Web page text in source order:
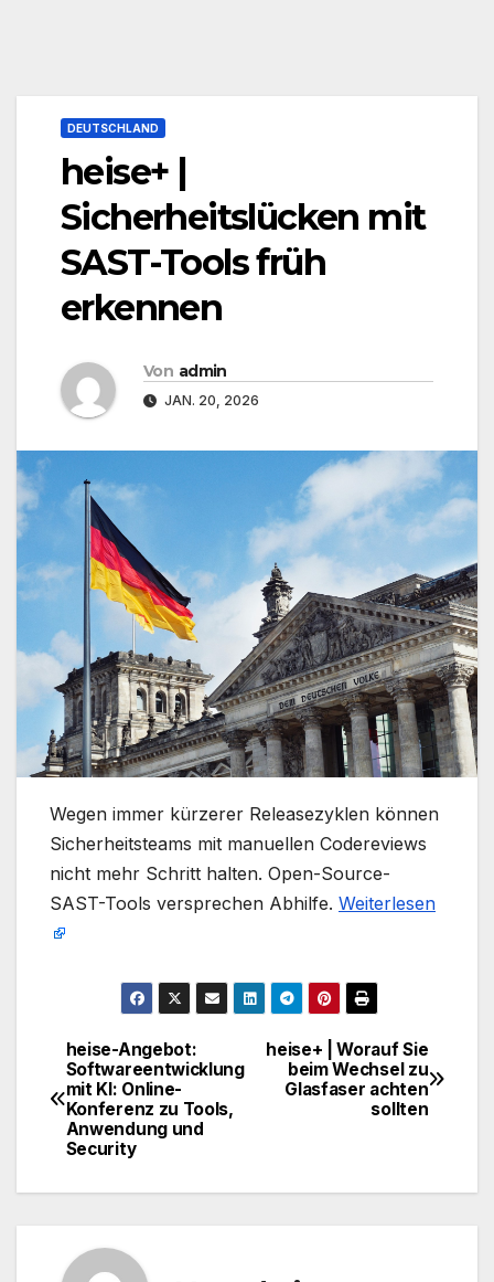
DEUTSCHLAND
heise+ |
Sicherheitslücken mit
SAST-Tools früh
erkennen
Von admin
JAN. 20, 2026
​Wegen immer kürzerer Releasezyklen können
Sicherheitsteams mit manuellen Codereviews
nicht mehr Schritt halten. Open-Source-
SAST-Tools versprechen Abhilfe. Weiterlesen
Beitragsnavigation
heise+ | Worauf Sie
beim Wechsel zu
Glasfaser achten
sollten
heise-Angebot:
Softwareentwicklung
mit KI: Online-
Konferenz zu Tools,
Anwendung und
Security